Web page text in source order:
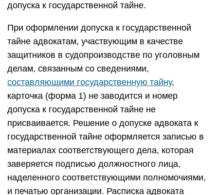
допуска к государственной тайне.
При оформлении допуска к государственной
тайне адвокатам, участвующим в качестве
защитников в судопроизводстве по уголовным
делам, связанным со сведениями,
составляющими государственную тайну,
карточка (форма 1) не заводится и номер
допуска к государственной тайне не
присваивается. Решение о допуске адвоката к
государственной тайне оформляется записью в
материалах соответствующего дела, которая
заверяется подписью должностного лица,
наделенного соответствующими полномочиями,
и печатью организации. Расписка адвоката